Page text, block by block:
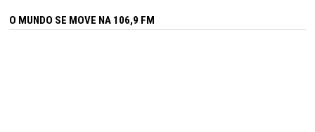
O MUNDO SE MOVE NA 106,9 FM